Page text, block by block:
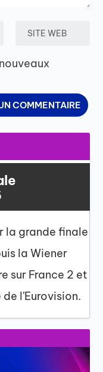
la grande finale
la Wiener
sur France 2 et
l'Eurovision.